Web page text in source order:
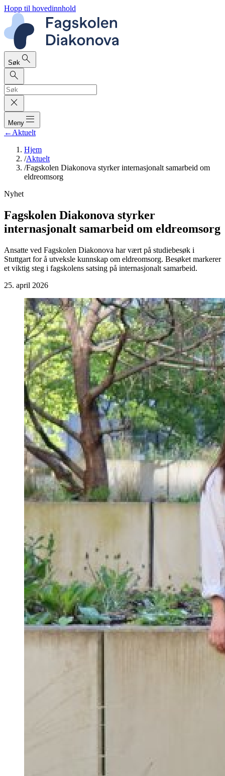
Hopp til hovedinnhold
Søk search
search
close
Meny dehaze
← Aktuelt
Hjem
/Aktuelt
/Fagskolen Diakonova styrker internasjonalt samarbeid om
eldreomsorg
Nyhet
Fagskolen Diakonova styrker
internasjonalt samarbeid om eldreomsorg
Ansatte ved Fagskolen Diakonova har vært på studiebesøk i
Stuttgart for å utveksle kunnskap om eldreomsorg. Besøket markerer
et viktig steg i fagskolens satsing på internasjonalt samarbeid.
25. april 2026